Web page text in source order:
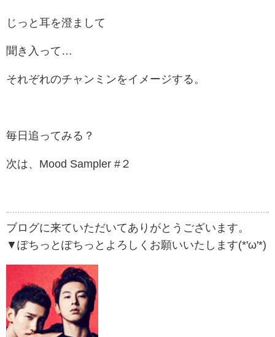
じっと耳を澄まして
聞き入って…
それぞれのチャンミンをイメージする。
毎日追ってみる？
次は、Mood Sampler #２
ブログに来ていただいてありがとうございます。
▼ぽちっとぽちっとよろしくお願いいたします(*'ω'*)